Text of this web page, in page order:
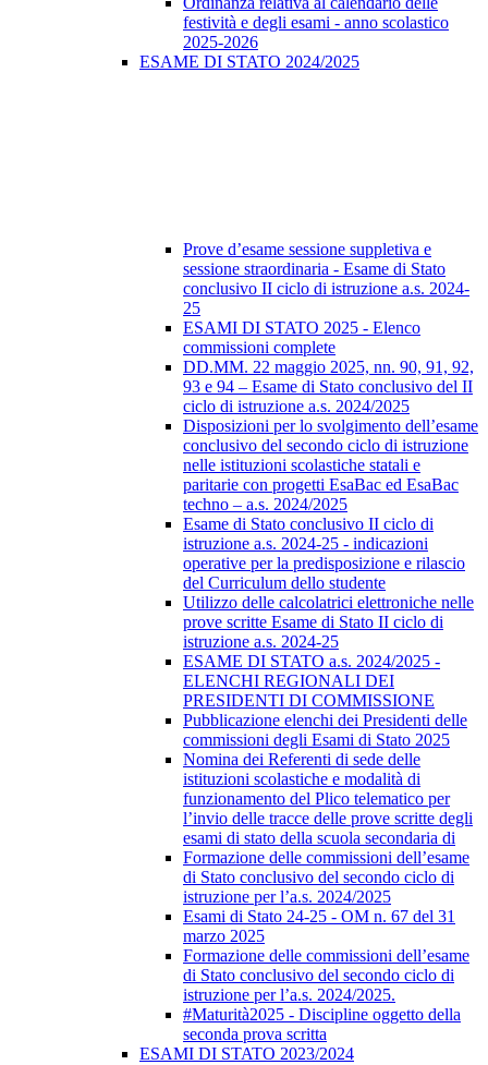
festività e degli esami - anno scolastico
2025-2026
ESAME DI STATO 2024/2025
Prove d’esame sessione suppletiva e
sessione straordinaria - Esame di Stato
conclusivo II ciclo di istruzione a.s. 2024-
25
ESAMI DI STATO 2025 - Elenco
commissioni complete
DD.MM. 22 maggio 2025, nn. 90, 91, 92,
93 e 94 – Esame di Stato conclusivo del II
ciclo di istruzione a.s. 2024/2025
Disposizioni per lo svolgimento dell’esame
conclusivo del secondo ciclo di istruzione
nelle istituzioni scolastiche statali e
paritarie con progetti EsaBac ed EsaBac
techno – a.s. 2024/2025
Esame di Stato conclusivo II ciclo di
istruzione a.s. 2024-25 - indicazioni
operative per la predisposizione e rilascio
del Curriculum dello studente
Utilizzo delle calcolatrici elettroniche nelle
prove scritte Esame di Stato II ciclo di
istruzione a.s. 2024-25
ESAME DI STATO a.s. 2024/2025 -
ELENCHI REGIONALI DEI
PRESIDENTI DI COMMISSIONE
Pubblicazione elenchi dei Presidenti delle
commissioni degli Esami di Stato 2025
Nomina dei Referenti di sede delle
istituzioni scolastiche e modalità di
funzionamento del Plico telematico per
l’invio delle tracce delle prove scritte degli
esami di stato della scuola secondaria di
Formazione delle commissioni dell’esame
di Stato conclusivo del secondo ciclo di
istruzione per l’a.s. 2024/2025
Esami di Stato 24-25 - OM n. 67 del 31
marzo 2025
Formazione delle commissioni dell’esame
di Stato conclusivo del secondo ciclo di
istruzione per l’a.s. 2024/2025.
#Maturità2025 - Discipline oggetto della
seconda prova scritta
ESAMI DI STATO 2023/2024